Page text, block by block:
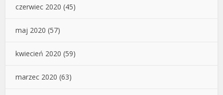
czerwiec 2020 (45)
maj 2020 (57)
kwiecień 2020 (59)
marzec 2020 (63)